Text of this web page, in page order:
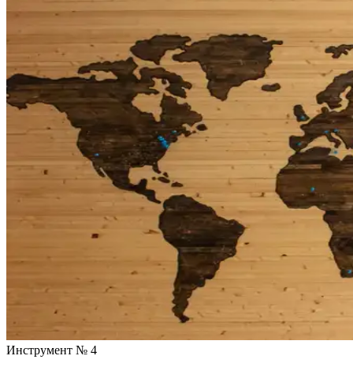
Инструмент № 4